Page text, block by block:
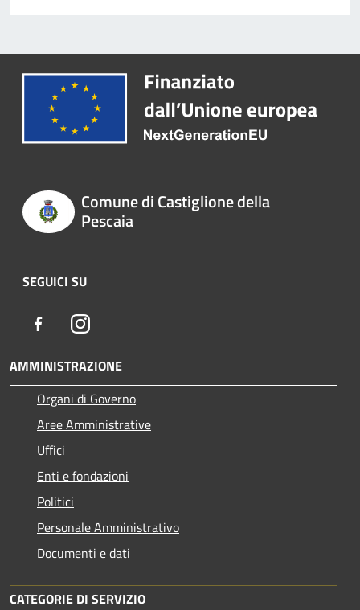
Comune di Castiglione della
Pescaia
SEGUICI SU
FacebookInstagram
AMMINISTRAZIONE
Organi di Governo
Aree Amministrative
Uffici
Enti e fondazioni
Politici
Personale Amministrativo
Documenti e dati
CATEGORIE DI SERVIZIO